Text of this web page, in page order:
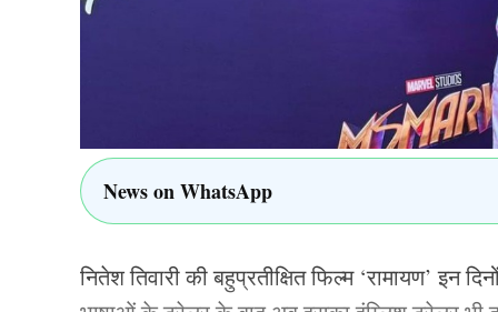
खेले और इस दौरान उनके बल्ले से सिर्फ 182 रन ही
बल्लेबाजी करते नजर आए, ऐसे में उनके पास ज्यादा रन
श्रेयस (कप्तान), गिल, पंत और
इंडिया फाइनल, 2 साल बाद इस खिलाड़ी की वापसी
TAGGED:
Nitish Kumar Reddy Sunrisers Hyderabad Team
News on WhatsApp
नितेश तिवारी की बहुप्रतीक्षित फिल्म ‘रामायण’ इन